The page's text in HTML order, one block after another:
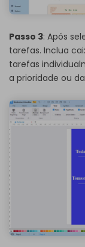
Passo 3: Após
tarefas. Inclua
tarefas
a prioridade ou